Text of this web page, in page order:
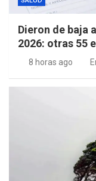
Dieron de baja
2026: otras 55
8 horas ago